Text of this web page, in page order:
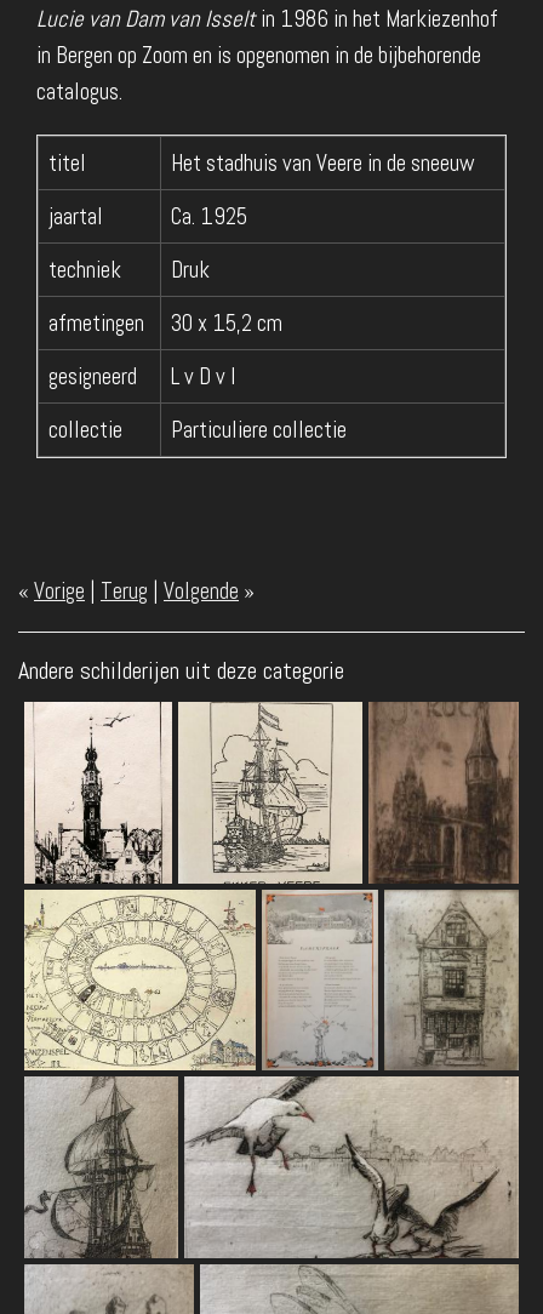
Lucie van Dam van Isseltin 1986 in het Markiezenhof
in Bergen op Zoom en is opgenomen in de bijbehorende
catalogus.
titel
Het stadhuis van Veere in de sneeuw
jaartal
Ca. 1925
techniek
Druk
afmetingen
30 x 15,2 cm
gesigneerd
L v D v I
collectie
Particuliere collectie
« Vorige Terug Volgende »
Andere schilderijen uit deze categorie